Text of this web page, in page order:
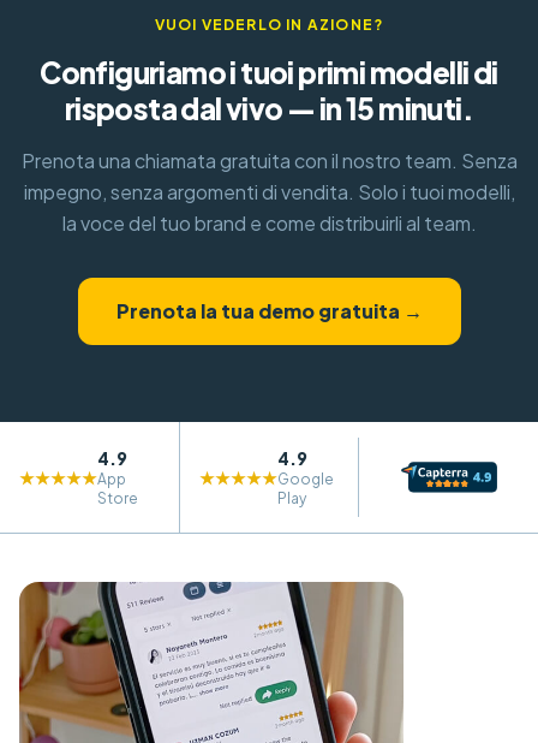
VUOI VEDERLO IN AZIONE?
Configuriamo i tuoi primi modelli di
risposta dal vivo — in 15 minuti.
Prenota una chiamata gratuita con il nostro team. Senza
impegno, senza argomenti di vendita. Solo i tuoi modelli,
la voce del tuo brand e come distribuirli al team.
Prenota la tua demo gratuita →
★★★★★
4.9
App
Store
★★★★★
4.9
Google
Play